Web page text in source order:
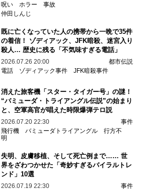
呪い
ホラー 事故
仲田しんじ
既に亡くなっていた人の携帯から一晩で35件
の着信！ ゾディアック、JFK暗殺、迷宮入り
殺人… 歴史に残る「不気味すぎる電話」
2026.07.26 20:00
都市伝説
電話
ゾディアック事件 JFK暗殺事件
消えた旅客機「スター・タイガー号」の謎！
“バミューダ・トライアングル伝説”の始まり
と、空軍高官が唱えた時限爆弾テロ説
2026.07.20 22:30
事件
飛行機 バミューダトライアングル 行方不
明
失明、皮膚移植、そして死亡例まで…… 世
界をざわつかせた「奇妙すぎるバイラルトレ
ンド」10選
2026.07.19 22:30
事件